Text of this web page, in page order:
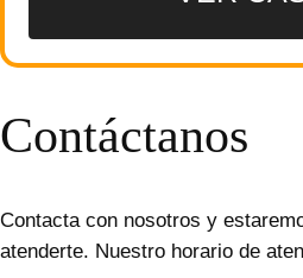
Contáctanos
Contacta con nosotros y
atenderte. Nuestro horario de